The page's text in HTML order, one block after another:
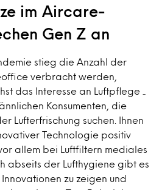
im Aircare-
Gen Z an
stieg die Anzahl der
verbracht werden,
das Interesse an Luftpflege ₋
Konsumenten, die
Lufterfrischung suchen. Ihnen
Technologie positiv
allem bei Luftfiltern mediales
abseits der Lufthygiene gibt es
zu zeigen und